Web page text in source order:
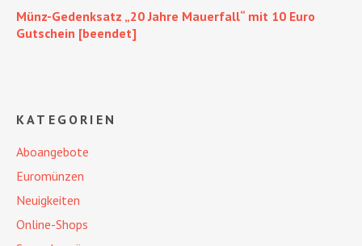
Münz-Gedenksatz „20 Jahre Mauerfall“ mit 10 Euro
Gutschein [beendet]
KATEGORIEN
Aboangebote
Euromünzen
Neuigkeiten
Online-Shops